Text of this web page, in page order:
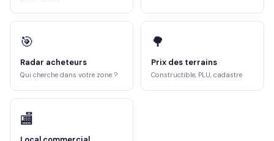
🎯
Radar acheteurs
Qui cherche dans votre zone ?
🌳
Prix des terrains
Constructible, PLU, cadastre
🏬